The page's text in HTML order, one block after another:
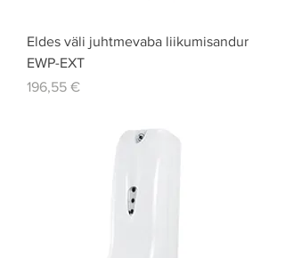
Eldes väli juhtmevaba liikumisandur
EWP-EXT
Price
196,55 €